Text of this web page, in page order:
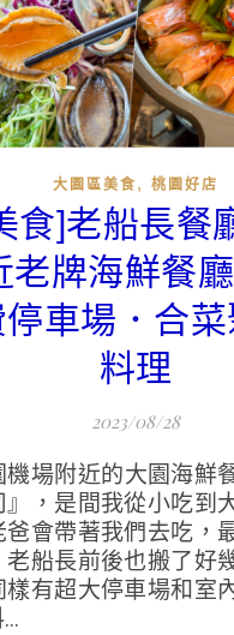
大園區美食 , 桃園好店
食]老船長餐
老牌海鮮餐
車場．合
料理
2023/08/28
，是間我從小吃到
會帶著我們去吃，
老船長前後也搬了好
樣有超大停車場和室